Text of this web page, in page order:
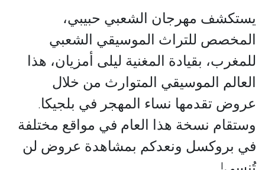
يستكشف مهرجان الشعبي حبيبي،
المخصص للتراث الموسيقي الشعبي
للمغرب، بقيادة المغنية ليلى أمزيان، هذا
العالم الموسيقي المتوارث من خلال
عروض تقدمها نساء المهجر في بلجيكا.
وستقام نسخة هذا العام في مواقع مختلفة
في بروكسل ونعدكم بمشاهدة عروض لن